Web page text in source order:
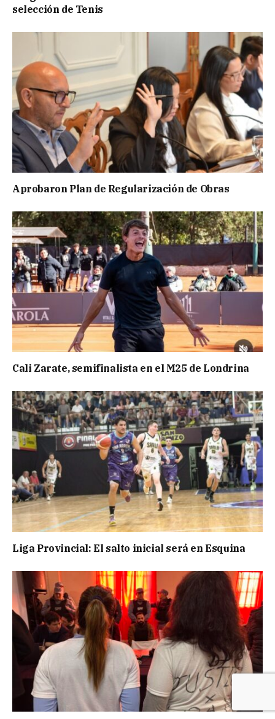
selección de Tenis
Aprobaron Plan de Regularización de Obras
Cali Zarate, semifinalista en el M25 de Londrina
Liga Provincial: El salto inicial será en Esquina